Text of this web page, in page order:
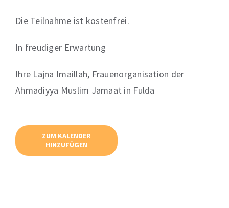
Die Teilnahme ist kostenfrei.
In freudiger Erwartung
Ihre Lajna Imaillah, Frauenorganisation der
Ahmadiyya Muslim Jamaat in Fulda
ZUM KALENDER
HINZUFÜGEN